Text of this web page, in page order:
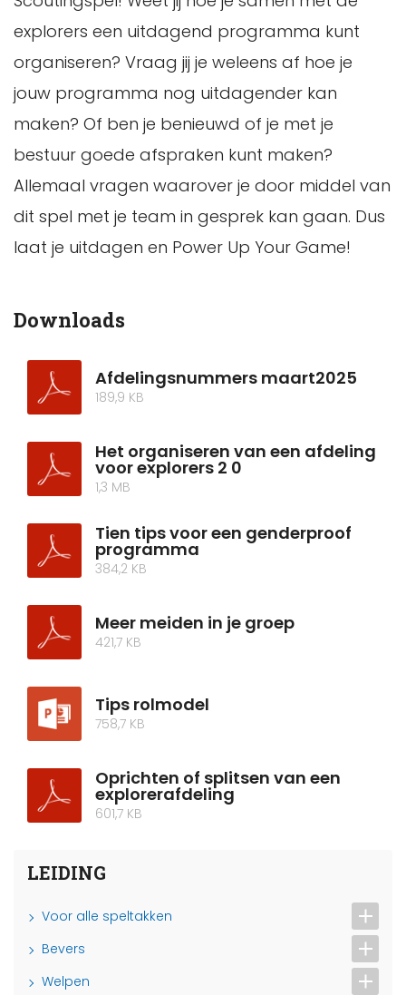
explorers een uitdagend programma kunt
organiseren? Vraag jij je weleens af hoe je
jouw programma nog uitdagender kan
maken? Of ben je benieuwd of je met je
bestuur goede afspraken kunt maken?
Allemaal vragen waarover je door middel van
dit spel met je team in gesprek kan gaan. Dus
laat je uitdagen en Power Up Your Game!
Downloads
Afdelingsnummers maart2025
189,9 KB
Het organiseren van een afdeling
voor explorers 2 0
1,3 MB
Tien tips voor een genderproof
programma
384,2 KB
Meer meiden in je groep
421,7 KB
Tips rolmodel
758,7 KB
Oprichten of splitsen van een
explorerafdeling
601,7 KB
LEIDING
Voor alle speltakken
Bevers
Welpen